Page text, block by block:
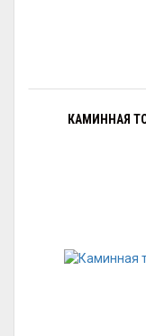
КАМИННАЯ